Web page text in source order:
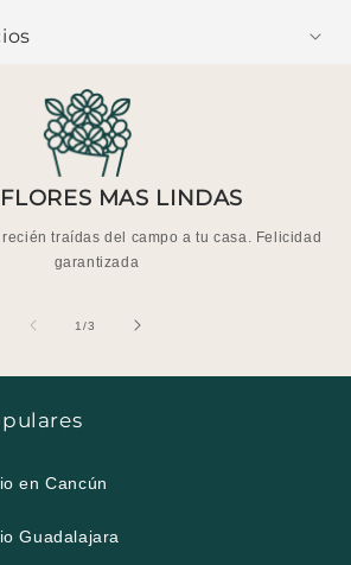
MAS LINDAS
traídas del campo a tu casa. Felicidad
garantizada
1/de
3
en Cancún
Guadalajara